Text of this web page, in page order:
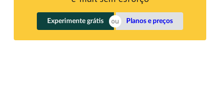
Experimente grátis Planos e preços